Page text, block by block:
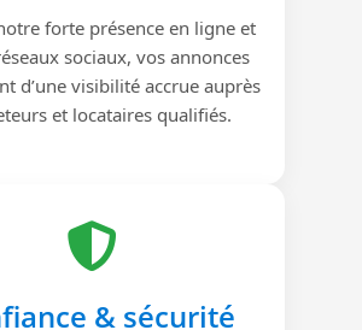
forte présence en ligne et
sociaux, vos annonces
d’une visibilité accrue auprès
et locataires qualifiés.
& sécurité